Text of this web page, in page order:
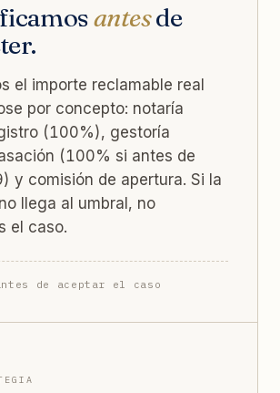
antesde
el importe reclamable real
por concepto: notaría
(100%), gestoría
(100% si antes de
y comisión de apertura. Si la
llega al umbral, no
el caso.
de aceptar el caso